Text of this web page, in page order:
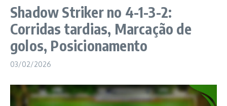
Shadow Striker no 4-1-3-2:
Corridas tardias, Marcação de
golos, Posicionamento
03/02/2026